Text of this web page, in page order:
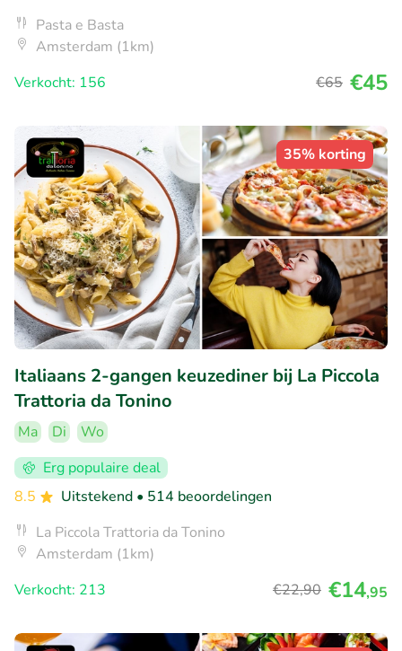
Pasta e Basta
Amsterdam (1km)
Verkocht: 156
€65 €45
35% korting
Italiaans 2-gangen keuzediner bij La Piccola
Trattoria da Tonino
Ma Di
Wo
Erg populaire deal
8.5
Uitstekend • 514 beoordelingen
La Piccola Trattoria da Tonino
Amsterdam (1km)
Verkocht: 213
€22,90 €14,95